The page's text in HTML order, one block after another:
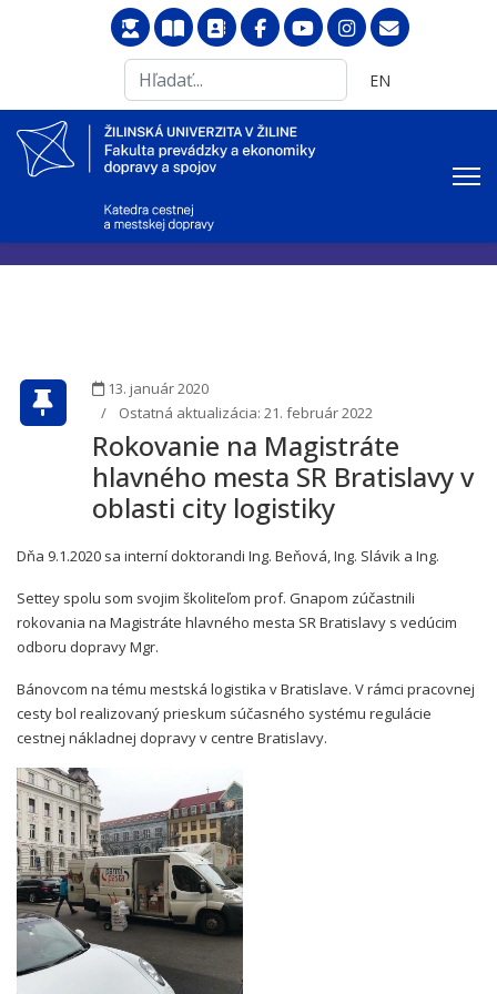
...
Vyberte váš jazyk
EN
13. január 2020
Ostatná aktualizácia: 21. február 2022
Rokovanie na Magistráte
hlavného mesta SR Bratislavy v
oblasti city logistiky
Dňa 9.1.2020 sa interní doktorandi Ing. Beňová, Ing. Slávik a Ing.
Settey spolu som svojim školiteľom prof. Gnapom zúčastnili
rokovania na Magistráte hlavného mesta SR Bratislavy s vedúcim
odboru dopravy Mgr.
Bánovcom na tému mestská logistika v Bratislave. V rámci pracovnej
cesty bol realizovaný prieskum súčasného systému regulácie
cestnej nákladnej dopravy v centre Bratislavy.